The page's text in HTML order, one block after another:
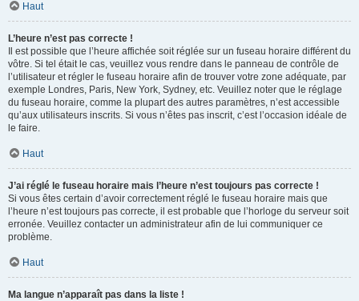
Haut
L’heure n’est pas correcte !
Il est possible que l’heure affichée soit réglée sur un fuseau horaire différent du
vôtre. Si tel était le cas, veuillez vous rendre dans le panneau de contrôle de
l’utilisateur et régler le fuseau horaire afin de trouver votre zone adéquate, par
exemple Londres, Paris, New York, Sydney, etc. Veuillez noter que le réglage
du fuseau horaire, comme la plupart des autres paramètres, n’est accessible
qu’aux utilisateurs inscrits. Si vous n’êtes pas inscrit, c’est l’occasion idéale de
le faire.
Haut
J’ai réglé le fuseau horaire mais l’heure n’est toujours pas correcte !
Si vous êtes certain d’avoir correctement réglé le fuseau horaire mais que
l’heure n’est toujours pas correcte, il est probable que l’horloge du serveur soit
erronée. Veuillez contacter un administrateur afin de lui communiquer ce
problème.
Haut
Ma langue n’apparaît pas dans la liste !